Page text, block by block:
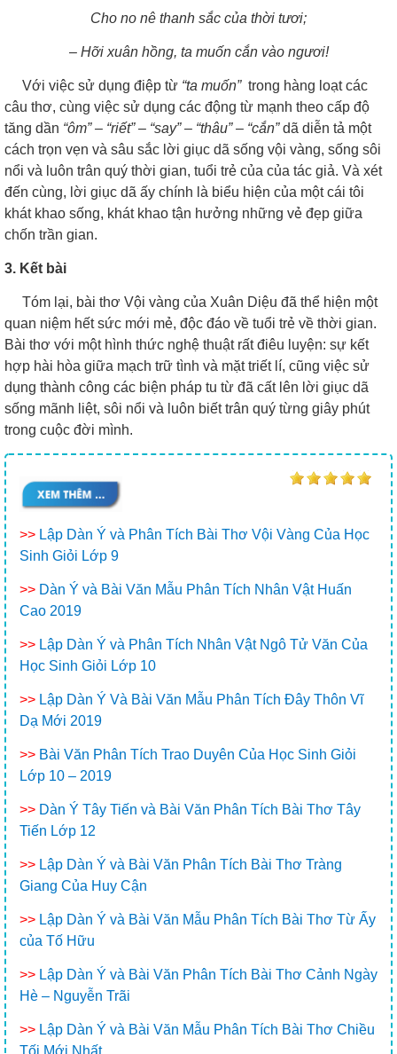
Cho no nê thanh sắc của thời tươi;
– Hỡi xuân hồng, ta muốn cắn vào ngươi!
Với việc sử dụng điệp từ “ta muốn” trong hàng loạt các
câu thơ, cùng việc sử dụng các động từ mạnh theo cấp độ
tăng dần “ôm” – “riết” – “say” – “thâu” – “cắn”dã diễn tả một
cách trọn vẹn và sâu sắc lời giục dã sống vội vàng, sống sôi
nổi và luôn trân quý thời gian, tuổi trẻ của của tác giả. Và xét
đến cùng, lời giục dã ấy chính là biểu hiện của một cái tôi
khát khao sống, khát khao tận hưởng những vẻ đẹp giữa
chốn trần gian.
3. Kết bài
Tóm lại, bài thơ Vội vàng của Xuân Diệu đã thể hiện một
quan niệm hết sức mới mẻ, độc đáo về tuổi trẻ về thời gian.
Bài thơ với một hình thức nghệ thuật rất điêu luyện: sự kết
hợp hài hòa giữa mạch trữ tình và mặt triết lí, cũng việc sử
dụng thành công các biện pháp tu từ đã cất lên lời giục dã
sống mãnh liệt, sôi nổi và luôn biết trân quý từng giây phút
trong cuộc đời mình.
>> Lập Dàn Ý và Phân Tích Bài Thơ Vội Vàng Của Học
Sinh Giỏi Lớp 9
>> Dàn Ý và Bài Văn Mẫu Phân Tích Nhân Vật Huấn
Cao 2019
>> Lập Dàn Ý và Phân Tích Nhân Vật Ngô Tử Văn Của
Học Sinh Giỏi Lớp 10
>> Lập Dàn Ý Và Bài Văn Mẫu Phân Tích Đây Thôn Vĩ
Dạ Mới 2019
>> Bài Văn Phân Tích Trao Duyên Của Học Sinh Giỏi
Lớp 10 – 2019
>> Dàn Ý Tây Tiến và Bài Văn Phân Tích Bài Thơ Tây
Tiến Lớp 12
>> Lập Dàn Ý và Bài Văn Phân Tích Bài Thơ Tràng
Giang Của Huy Cận
>> Lập Dàn Ý và Bài Văn Mẫu Phân Tích Bài Thơ Từ Ấy
của Tố Hữu
>> Lập Dàn Ý và Bài Văn Phân Tích Bài Thơ Cảnh Ngày
Hè – Nguyễn Trãi
>> Lập Dàn Ý và Bài Văn Mẫu Phân Tích Bài Thơ Chiều
Tối Mới Nhất